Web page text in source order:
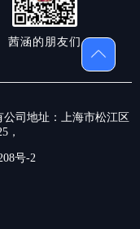
茜涵的朋友们
司地址：上海市松江区
，
号-2